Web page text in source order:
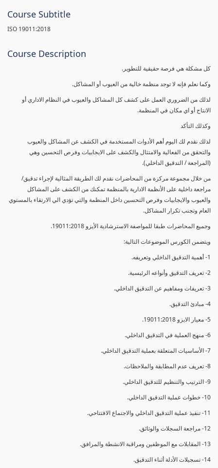
Course Subtitle
ISO 19011:2018
Course Description
كل مشكلة هي فرصة حقيقية للتطوير.
وكما نعلم فإنه لا توجد منظمة خالية من العيوب أو المشاكل.
لذلك من الضروري العمل على كشف كل المشاكل والعيوب في النظام الاداري أو
الانتاج أو اي مكان في المنظمة.
وكذلك التأكد
لذلك نقدم لك اليوم أهم الأدوات المستخدمة في الكشف عن المشاكل والعيوب
والتحقق من الفعالية والامتثال والكشف على الايجابيات وفرص التحسين وهي
(المراجعة / التدقيق الداخلي).
من خلال مجموعة مركزة من المحاضرات نقدم لك الطريقة المثالية لإجراء تدقيق/
مراجعة داخلية على الأنظمة الادارية بالمنظمة تمكنك من الكشف على المشاكل
والعيوب والايجابيات وفرص التحسين داخل المنظمة والتي تؤدي الي الارتقاء بالمستوي
العام وتجنب تكرار المشاكل.
وجميع المحاضرات طبقا للمواصفة الاسترشادية الأيزو 19011:2018.
ويتضمن الكورس الموضوعات التالية:
1- أهمية التدقيق الداخلي وتعريفه.
2- تعريف التدقيق وأنواعه الرئيسية.
3- تعريفات ومفاهيم عن التدقيق الداخلي.
4- مبادئ التدقيق.
5- معيار الايزو 19011:2018.
6- منهج العملية في التدقيق الداخلي.
7- الأساسيات المتعلقة بعملية التدقيق الداخلي.
8- تعريف عدم المطابقة والملاحظات.
9- الترتيب والتنظيم للتدقيق الداخلي.
10- خطوات عملية التدقيق الداخلي.
11- تنفيذ عملية التدقيق الداخلي والاجتماع الافتتاحي.
12- مراجعة السجلات والوثائق.
13- المقابلات مع الموظفين ومراقبة الانشطة والمرافق.
14- تسجيلات الأدلة أثناء التدقيق.